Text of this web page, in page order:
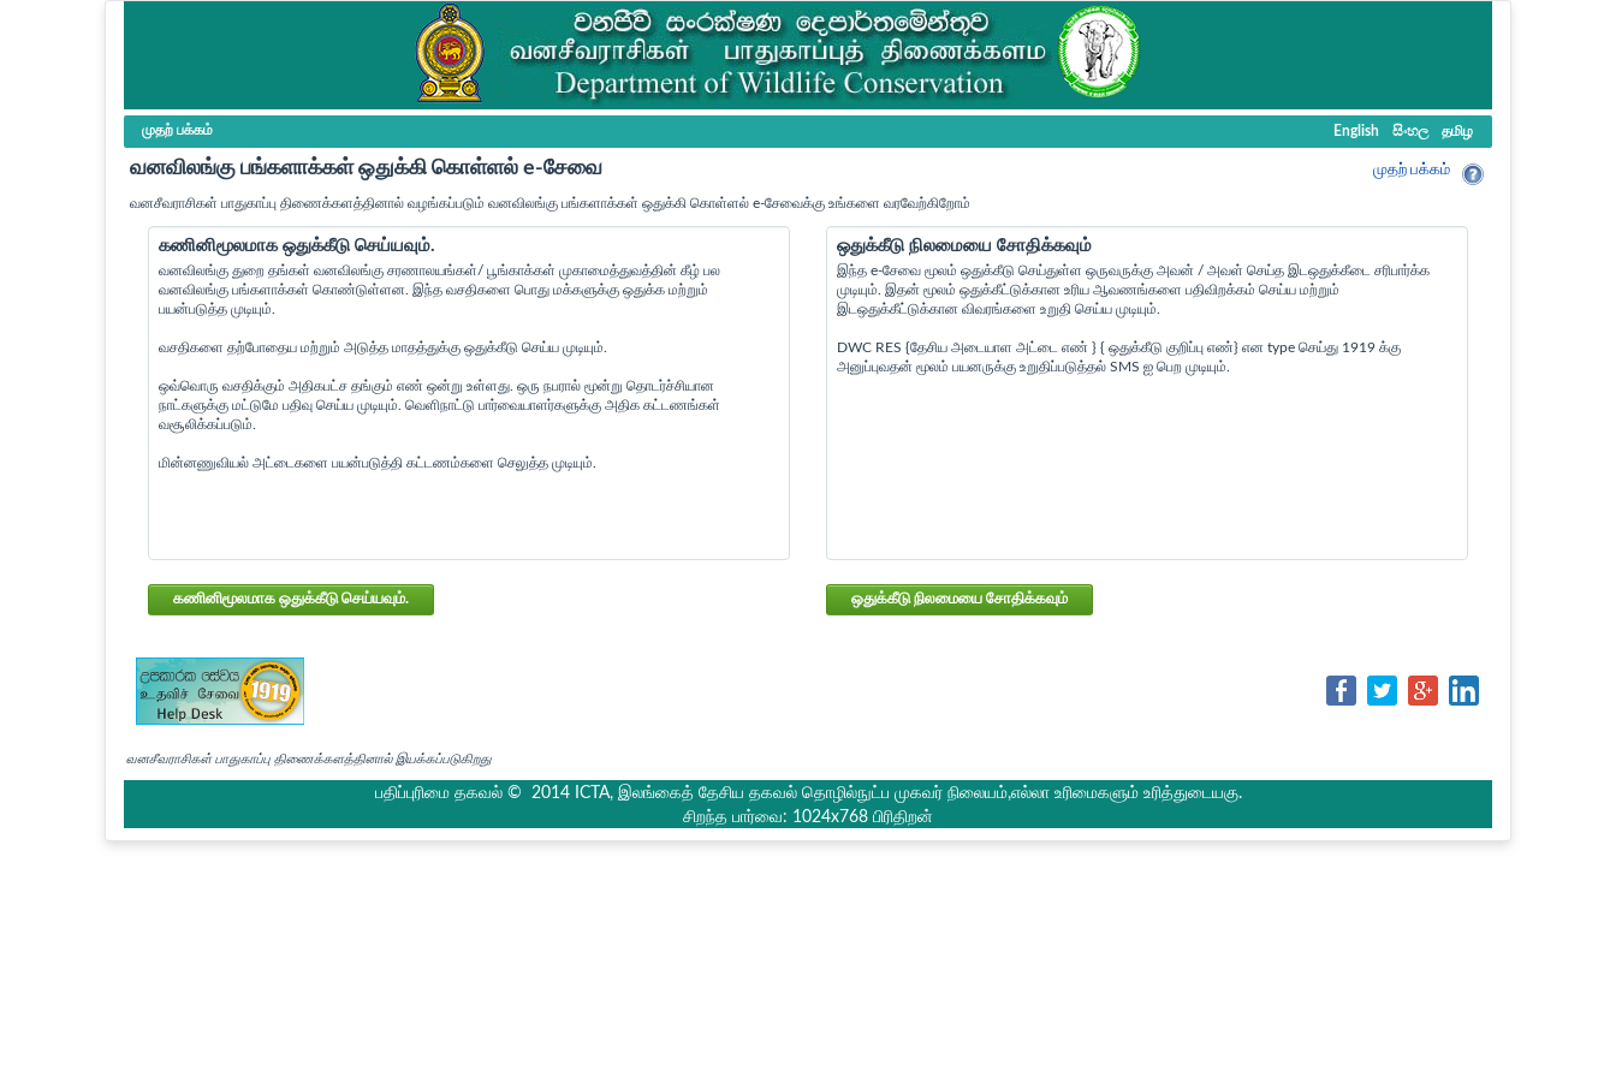
முதற் பக்கம் English සිංහල தமிழ
வனவிலங்கு பங்களாக்கள் ஒதுக்கி கொள்ளல் e-சேவை முதற் பக்கம்
வனசீவராசிகள் பாதுகாப்பு திணைக்களத்தினால் வழங்கப்படும் வனவிலங்கு பங்களாக்கள் ஒதுக்கி கொள்ளல் e-சேவைக்கு உங்களை வரவேற்கிறோம்
கணினிமூலமாக ஒதுக்கீடு செய்யவும்.
வனவிலங்கு துறை தங்கள் வனவிலங்கு சரணாலயங்கள்/ பூங்காக்கள் முகாமைத்துவத்தின் கீழ் பல
வனவிலங்கு பங்களாக்கள் கொண்டுள்ளன. இந்த வசதிகளை பொது மக்களுக்கு ஒதுக்க மற்றும்
பயன்படுத்த முடியும்.
வசதிகளை தற்போதைய மற்றும் அடுத்த மாதத்துக்கு ஒதுக்கீடு செய்ய முடியும்.
ஒவ்வொரு வசதிக்கும் அதிகபட்ச தங்கும் எண் ஒன்று உள்ளது. ஒரு நபரால் மூன்று தொடர்ச்சியான
நாட்களுக்கு மட்டுமே பதிவு செய்ய முடியும். வெளிநாட்டு பார்வையாளர்களுக்கு அதிக கட்டணங்கள்
வசூலிக்கப்படும்.
மின்னணுவியல் அட்டைகளை பயன்படுத்தி கட்டணம்களை செலுத்த முடியும்.
கணினிமூலமாக ஒதுக்கீடு செய்யவும்.
ஒதுக்கீடு நிலமையை சோதிக்கவும்
இந்த e-சேவை மூலம் ஒதுக்கீடு செய்துள்ள ஒருவருக்கு அவன் / அவள் செய்த இடஒதுக்கீடை சரிபார்க்க
முடியும். இதன் மூலம் ஒதுக்கீட்டுக்கான உரிய ஆவணங்களை பதிவிறக்கம் செய்ய மற்றும்
இடஒதுக்கீட்டுக்கான விவரங்களை உறுதி செய்ய முடியும்.
DWC RES {தேசிய அடையாள அட்டை எண் } { ஒதுக்கீடு குறிப்பு எண்} என type செய்து 1919 க்கு
அனுப்புவதன் மூலம் பயனருக்கு உறுதிப்படுத்தல் SMS ஐ பெற முடியும்.
ஒதுக்கீடு நிலமையை சோதிக்கவும்
வனசீவராசிகள் பாதுகாப்பு திணைக்களத்தினால் இயக்கப்படுகிறது
பதிப்புரிமை தகவல் © 2014 ICTA, இலங்கைத் தேசிய தகவல் தொழில்நுட்ப முகவர் நிலையம்,எல்லா உரிமைகளும் உரித்துடையகு.
சிறந்த பார்வை: 1024x768 பிரிதிறன்